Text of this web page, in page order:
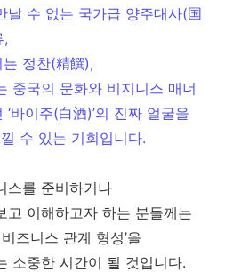
날 수 없는 국가급 양주대사(国
,
정찬(精饌),
중국의 문화와 비지니스 매너
바이주(白酒)’의 진짜 얼굴을
수 있는 기회입니다.
스를 준비하거나
고 이해하고자 하는 분들께는
즈니스 관계 형성’을
소중한 시간이 될 것입니다.